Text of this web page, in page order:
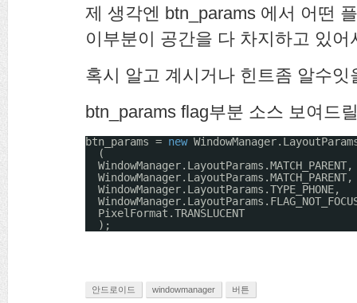
제 생각엔 btn_params 에서 어떤
이부분이 공간을 다 차지하고 있
혹시 알고 계시거나 힌트좀 알수잇
btn_params flag부분 소스 보여드
btn_params = new
(
WindowManager.LayoutParams.MATCH_PARENT,
WindowManager.LayoutParams.MATCH_PARENT,
WindowManager.LayoutParams.TYPE_PHONE,
PixelFormat.TRANSLUCENT
);
안드로이드 windowmanager 버튼